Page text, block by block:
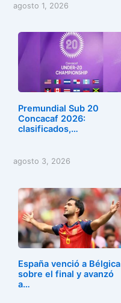
agosto 1, 2026
Premundial Sub 20
Concacaf 2026:
clasificados,…
agosto 3, 2026
España venció a Bélgica
sobre el final y avanzó
a…